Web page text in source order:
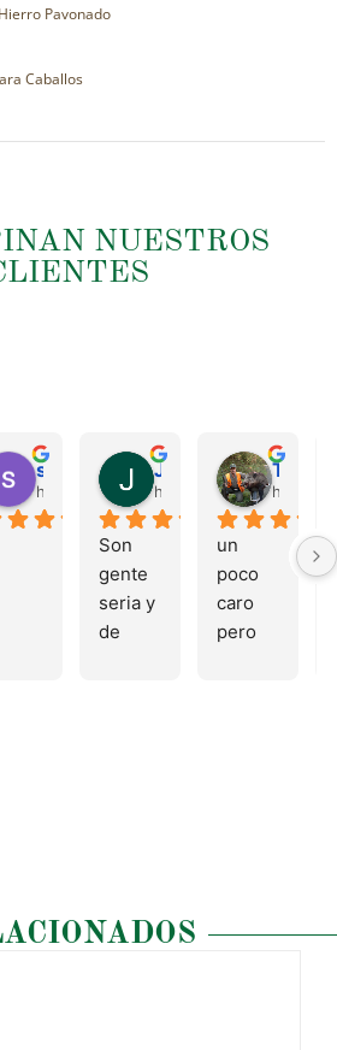
Pavonado
Caballos
NUESTROS
hace 4 meses hace 4 meses
Son
gente
seria y
de
hace 4
un
poco
caro
pero